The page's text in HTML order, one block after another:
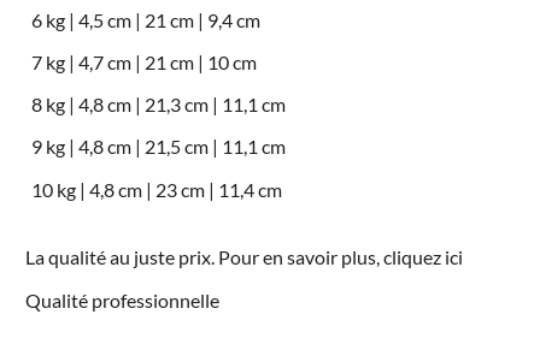
6 kg | 4,5 cm | 21 cm | 9,4 cm
7 kg | 4,7 cm | 21 cm | 10 cm
8 kg | 4,8 cm | 21,3 cm | 11,1 cm
9 kg | 4,8 cm | 21,5 cm | 11,1 cm
10 kg | 4,8 cm | 23 cm | 11,4 cm
La qualité au juste prix. Pour en savoir plus, cliquez ici
Qualité professionnelle